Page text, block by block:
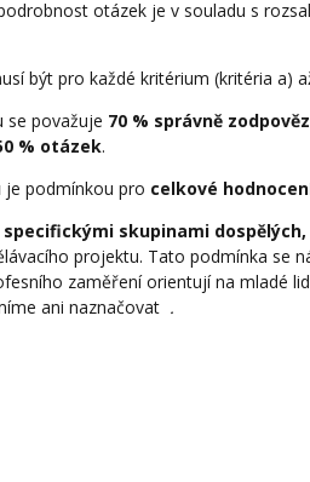
otázek je v souladu s
být pro každé kritérium (kritéria a)
se považuje 70 % správně
% otázek.
je podmínkou pro celkové
skupinami
projektu. Tato podmínka se
zaměření orientují na mladé
ani naznačovat .